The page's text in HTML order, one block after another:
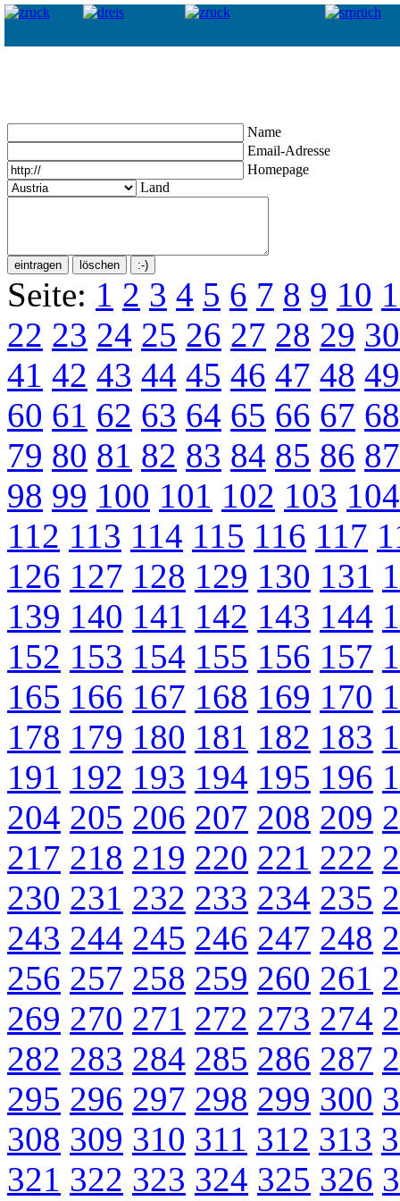
Name
Email-Adresse
Homepage
Land
Seite: 1 2 3 4 5 6 7 8 9 10
22 23 24 25 26 27 28 29 30
41 42 43 44 45 46 47 48 49
60 61 62 63 64 65 66 67 68
79 80 81 82 83 84 85 86 87
98 99 100 101 102 103 104
112 113 114 115 116 117
126 127 128 129 130 131
139 140 141 142 143 144
152 153 154 155 156 157
165 166 167 168 169 170
178 179 180 181 182 183
191 192 193 194 195 196
204 205 206 207 208 209
217 218 219 220 221 222
230 231 232 233 234 235
243 244 245 246 247 248
256 257 258 259 260 261
269 270 271 272 273 274
282 283 284 285 286 287
295 296 297 298 299 300
308 309 310 311 312 313
321 322 323 324 325 326